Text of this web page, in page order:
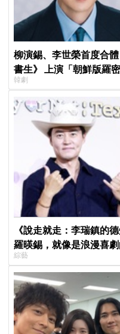
柳演錫、李世榮首度合
書生》 上演「朝鮮版羅
韓劇
《說走就走：李瑞鎮的
羅暎錫，就像是浪漫喜
綜藝